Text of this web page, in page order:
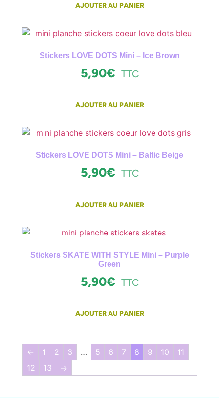
AJOUTER AU PANIER
Stickers LOVE DOTS Mini – Ice Brown
5,90€ TTC
AJOUTER AU PANIER
Stickers LOVE DOTS Mini – Baltic Beige
5,90€ TTC
AJOUTER AU PANIER
Stickers SKATE WITH STYLE Mini – Purple
Green
5,90€ TTC
AJOUTER AU PANIER
← 1 2 3 … 5 6 7 8 9 10
11
12
13 →